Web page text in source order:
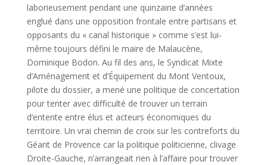
laborieusement pendant une quinzaine d’années
englué dans une opposition frontale entre partisans et
opposants du « canal historique » comme s’est lui-
même toujours défini le maire de Malaucène,
Dominique Bodon. Au fil des ans, le Syndicat Mixte
d’Aménagement et d’Équipement du Mont Ventoux,
pilote du dossier, a mené une politique de concertation
pour tenter avec difficulté de trouver un terrain
d’entente entre élus et acteurs économiques du
territoire. Un vrai chemin de croix sur les contreforts du
Géant de Provence car la politique politicienne, clivage
Droite-Gauche, n’arrangeait rien à l’affaire pour trouver